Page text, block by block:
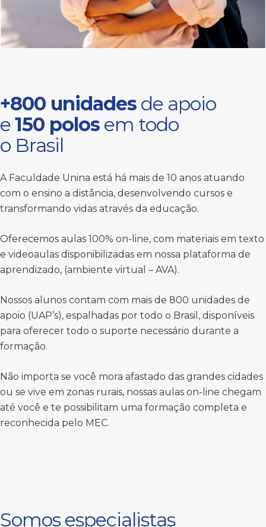
+800 unidades de apoio
e150 polos em todo
o Brasil
A Faculdade Unina está há mais de 10 anos atuando
com o ensino a distância, desenvolvendo cursos e
transformando vidas através da educação.
Oferecemos aulas 100% on-line, com materiais em texto
e videoaulas disponibilizadas em nossa plataforma de
aprendizado, (ambiente virtual – AVA).
Nossos alunos contam com mais de 800 unidades de
apoio (UAP’s), espalhadas por todo o Brasil, disponíveis
para oferecer todo o suporte necessário durante a
formação.
Não importa se você mora afastado das grandes cidades
ou se vive em zonas rurais, nossas aulas on-line chegam
até você e te possibilitam uma formação completa e
reconhecida pelo MEC.
Somos especialistas